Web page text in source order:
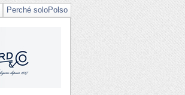
Perché soloPolso